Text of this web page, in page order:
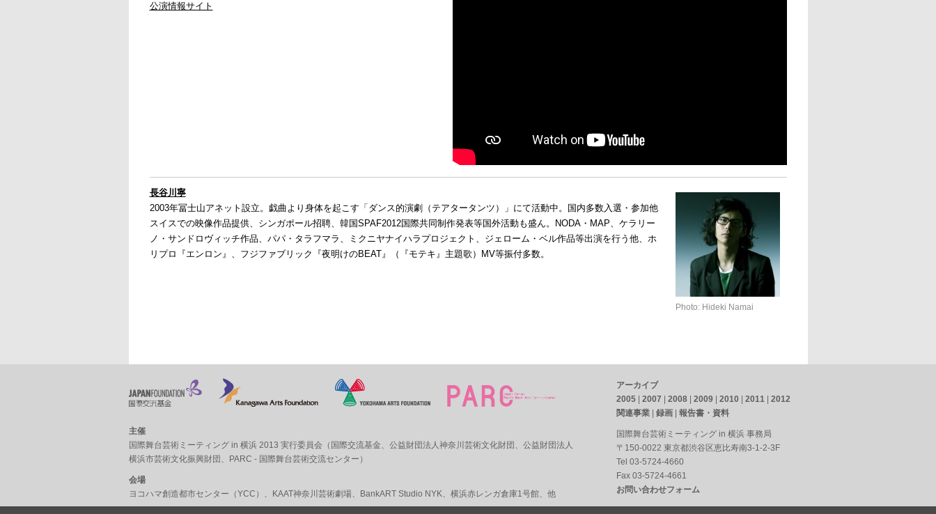
公演情報サイト
Photo: Hideki Namai
長谷川寧
2003年冨士山アネット設立。戯曲より身体を起こす「ダンス的演劇（テアタータンツ）」にて活動中。国内多数入選・参加他
スイスでの映像作品提供、シンガポール招聘、韓国SPAF2012国際共同制作発表等国外活動も盛ん。NODA・MAP、ケラリー
ノ・サンドロヴィッチ作品、パパ・タラフマラ、ミクニヤナイハラプロジェクト、ジェローム・ベル作品等出演を行う他、ホ
リプロ『エンロン』、フジファブリック『夜明けのBEAT』（『モテキ』主題歌）MV等振付多数。
主催
国際舞台芸術ミーティング in 横浜 2013 実行委員会（ 国際交流基金、 公益財団法人神奈川芸術文化財団 、 公益財団法人
横浜市芸術文化振興財団 、 PARC - 国際舞台芸術交流センター ）
会場
ヨコハマ創造都市センター（YCC）
、 KAAT神奈川芸術劇場、 BankART Studio NYK、 横浜赤レンガ倉庫1号館、他
アーカイブ
2005| 2007 2008| 2009| 2010 2011| 2012
関連事業| 録画| 報告書・資料
国際舞台芸術ミーティング in 横浜 事務局
〒150-0022 東京都渋谷区恵比寿南3-1-2-3F
Tel 03-5724-4660
Fax 03-5724-4661
お問い合わせフォーム